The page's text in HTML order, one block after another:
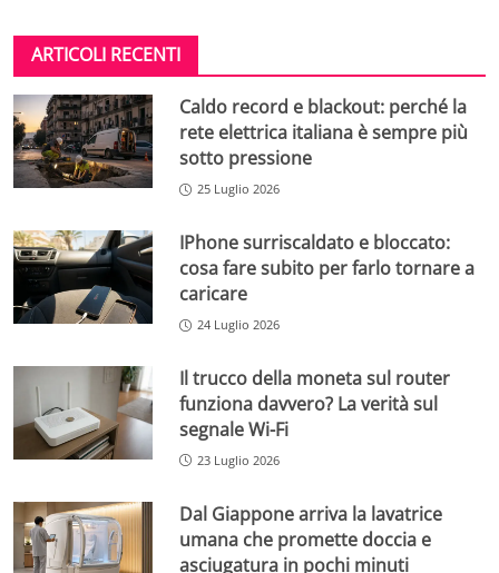
ARTICOLI RECENTI
Caldo record e blackout: perché la
rete elettrica italiana è sempre più
sotto pressione
25 Luglio 2026
IPhone surriscaldato e bloccato:
cosa fare subito per farlo tornare a
caricare
24 Luglio 2026
Il trucco della moneta sul router
funziona davvero? La verità sul
segnale Wi-Fi
23 Luglio 2026
Dal Giappone arriva la lavatrice
umana che promette doccia e
asciugatura in pochi minuti